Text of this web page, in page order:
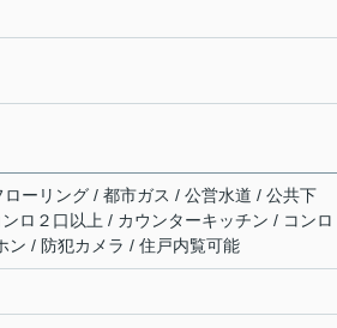
ーリング / 都市ガス / 公営水道 / 公共下
ロ２口以上 / カウンターキッチン / コンロ
ン / 防犯カメラ / 住戸内覧可能